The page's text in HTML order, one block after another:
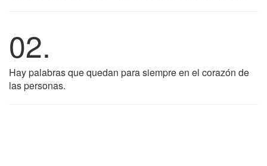
02.
Hay palabras que quedan para siempre en el corazón de
las personas.